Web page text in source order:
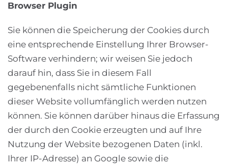
Browser Plugin
Sie können die Speicherung der Cookies durch
eine entsprechende Einstellung Ihrer Browser-
Software verhindern; wir weisen Sie jedoch
darauf hin, dass Sie in diesem Fall
gegebenenfalls nicht sämtliche Funktionen
dieser Website vollumfänglich werden nutzen
können. Sie können darüber hinaus die Erfassung
der durch den Cookie erzeugten und auf Ihre
Nutzung der Website bezogenen Daten (inkl.
Ihrer IP-Adresse) an Google sowie die